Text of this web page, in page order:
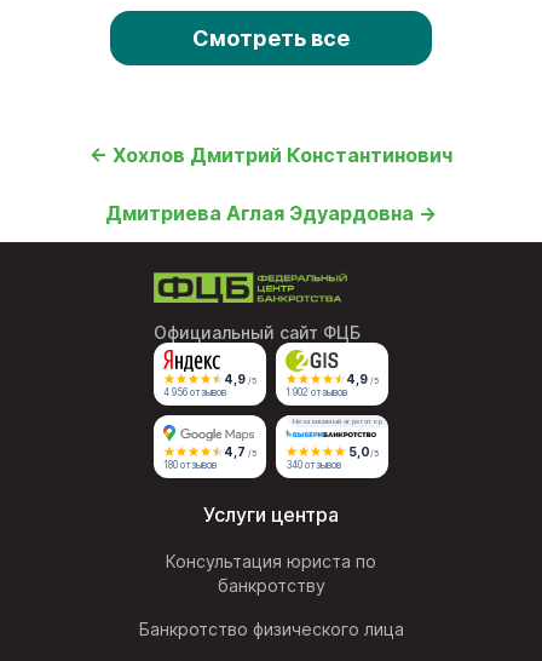
Смотреть все
← Хохлов Дмитрий Константинович
Дмитриева Аглая Эдуардовна →
Официальный сайт ФЦБ
4,9 /5
4 956 отзывов
4,9 /5
1 902 отзывов
4,7 /5
180 отзывов
Независимый агрегатор
5,0/5
340 отзывов
Услуги центра
Консультация юриста по
банкротству
Банкротство физического лица